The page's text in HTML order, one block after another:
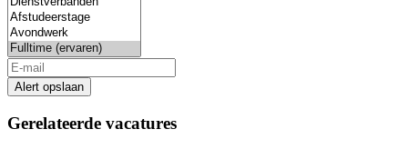
Alert opslaan
Gerelateerde vacatures